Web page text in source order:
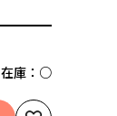
在庫： ○